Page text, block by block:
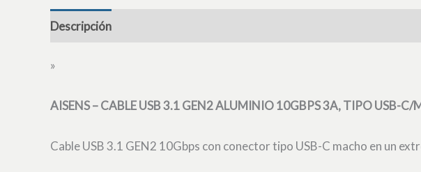
Descripción
»
AISENS – CABLE USB 3.1 GEN2 ALUMINIO 10GBPS 3A, TIPO USB-C/
Cable USB 3.1 GEN2 10Gbps con conector tipo USB-C macho en un